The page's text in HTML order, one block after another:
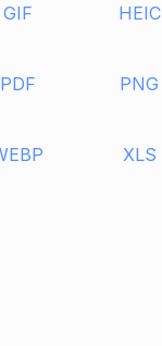
GIF HEIC
PDF PNG
XLS